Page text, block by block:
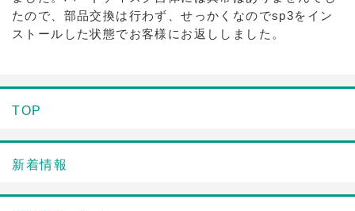
たので、部品交換は行わず、せっかくなのでsp3をイン
ストールした状態でお客様にお返ししました。
TOP
新着情報